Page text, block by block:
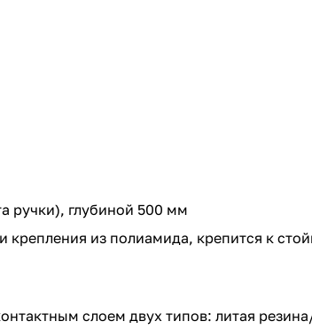
ручки), глубиной 500 мм
из полиамида, крепится к
слоем двух типов: литая